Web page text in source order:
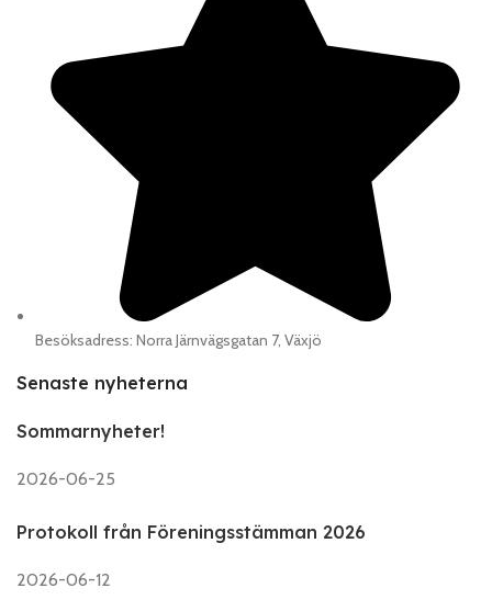
Besöksadress: Norra Järnvägsgatan 7, Växjö
Senaste nyheterna
Sommarnyheter!
2026-06-25
Protokoll från Föreningsstämman 2026
2026-06-12